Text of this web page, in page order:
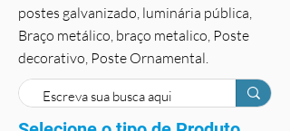
postes galvanizado, luminária pública,
Braço metálico, braço metalico, Poste
decorativo, Poste Ornamental.